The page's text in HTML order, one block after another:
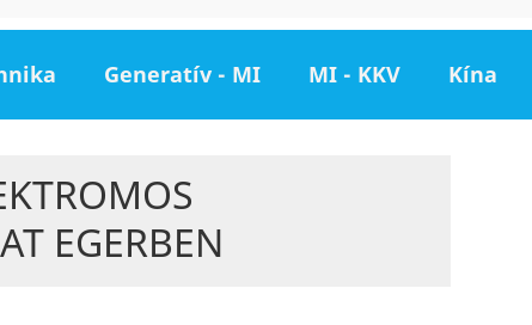
Generatív - MI MI - KKV Kína
EGERBEN